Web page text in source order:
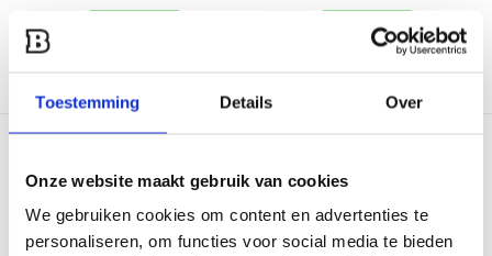
Toestemming Details Over
Onze website maakt gebruik van cookies
We gebruiken cookies om content en advertenties te
personaliseren, om functies voor social media te bieden